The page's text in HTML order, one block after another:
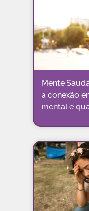
Mente
a conexão
mental e